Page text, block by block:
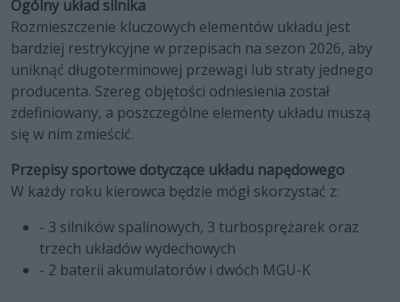
Ogólny układ silnika
Rozmieszczenie kluczowych elementów układu jest
bardziej restrykcyjne w przepisach na sezon 2026, aby
uniknąć długoterminowej przewagi lub straty jednego
producenta. Szereg objętości odniesienia został
zdefiniowany, a poszczególne elementy układu muszą
się w nim zmieścić.
Przepisy sportowe dotyczące układu napędowego
W każdy roku kierowca będzie mógł skorzystać z:
- 3 silników spalinowych, 3 turbosprężarek oraz
trzech układów wydechowych
- 2 baterii akumulatorów i dwóch MGU-K